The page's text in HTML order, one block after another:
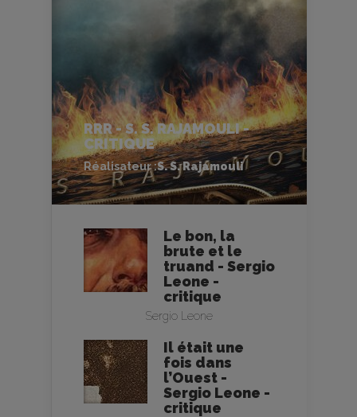
RRR - S. S. RAJAMOULI -
CRITIQUE
Réalisateur :S. S. Rajamouli
Le bon, la
brute et le
truand - Sergio
Leone -
critique
Sergio Leone
Il était une
fois dans
l’Ouest -
Sergio Leone -
critique